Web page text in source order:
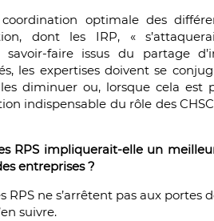
optimale des
dont les IRP, «
savoir-faire issus du partage
les expertises doivent se
diminuer ou, lorsque cela est
indispensable du rôle des
RPS impliquerait-elle un
entreprises ?
RPS ne s’arrêtent pas aux portes
suivre.